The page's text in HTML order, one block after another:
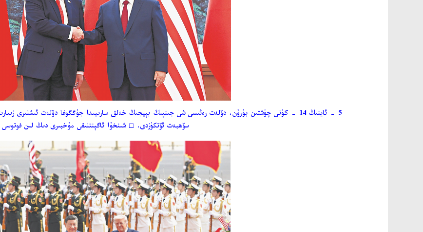
5 - ئاينىڭ 14 - كۈنى چۈشتىن بۇرۇن، دۆلەت رەئىسى شى جىنپىڭ بېيجىڭ خەلق سارىيىدا جۇڭگوغا دۆلەت ئىشلىرى
سۆھبەت ئۆتكۈزدى. □ شىنخۇا ئاگېنتلىقى مۇخبىرى دىڭ لىن فوتوسى